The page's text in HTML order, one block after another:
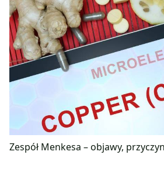
Zespół Menkesa – objawy,